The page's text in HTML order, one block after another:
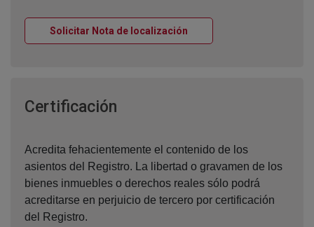
Solicitar Nota de localización
Certificación
Acredita fehacientemente el contenido de los
asientos del Registro. La libertad o gravamen de los
bienes inmuebles o derechos reales sólo podrá
acreditarse en perjuicio de tercero por certificación
del Registro.